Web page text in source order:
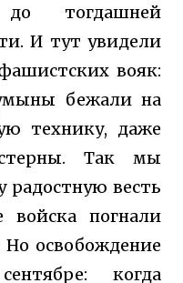
тогдашней
И тут увидели
вояк:
бежали на
технику, даже
Так мы
радостную весть
войска погнали
Но освобождение
когда